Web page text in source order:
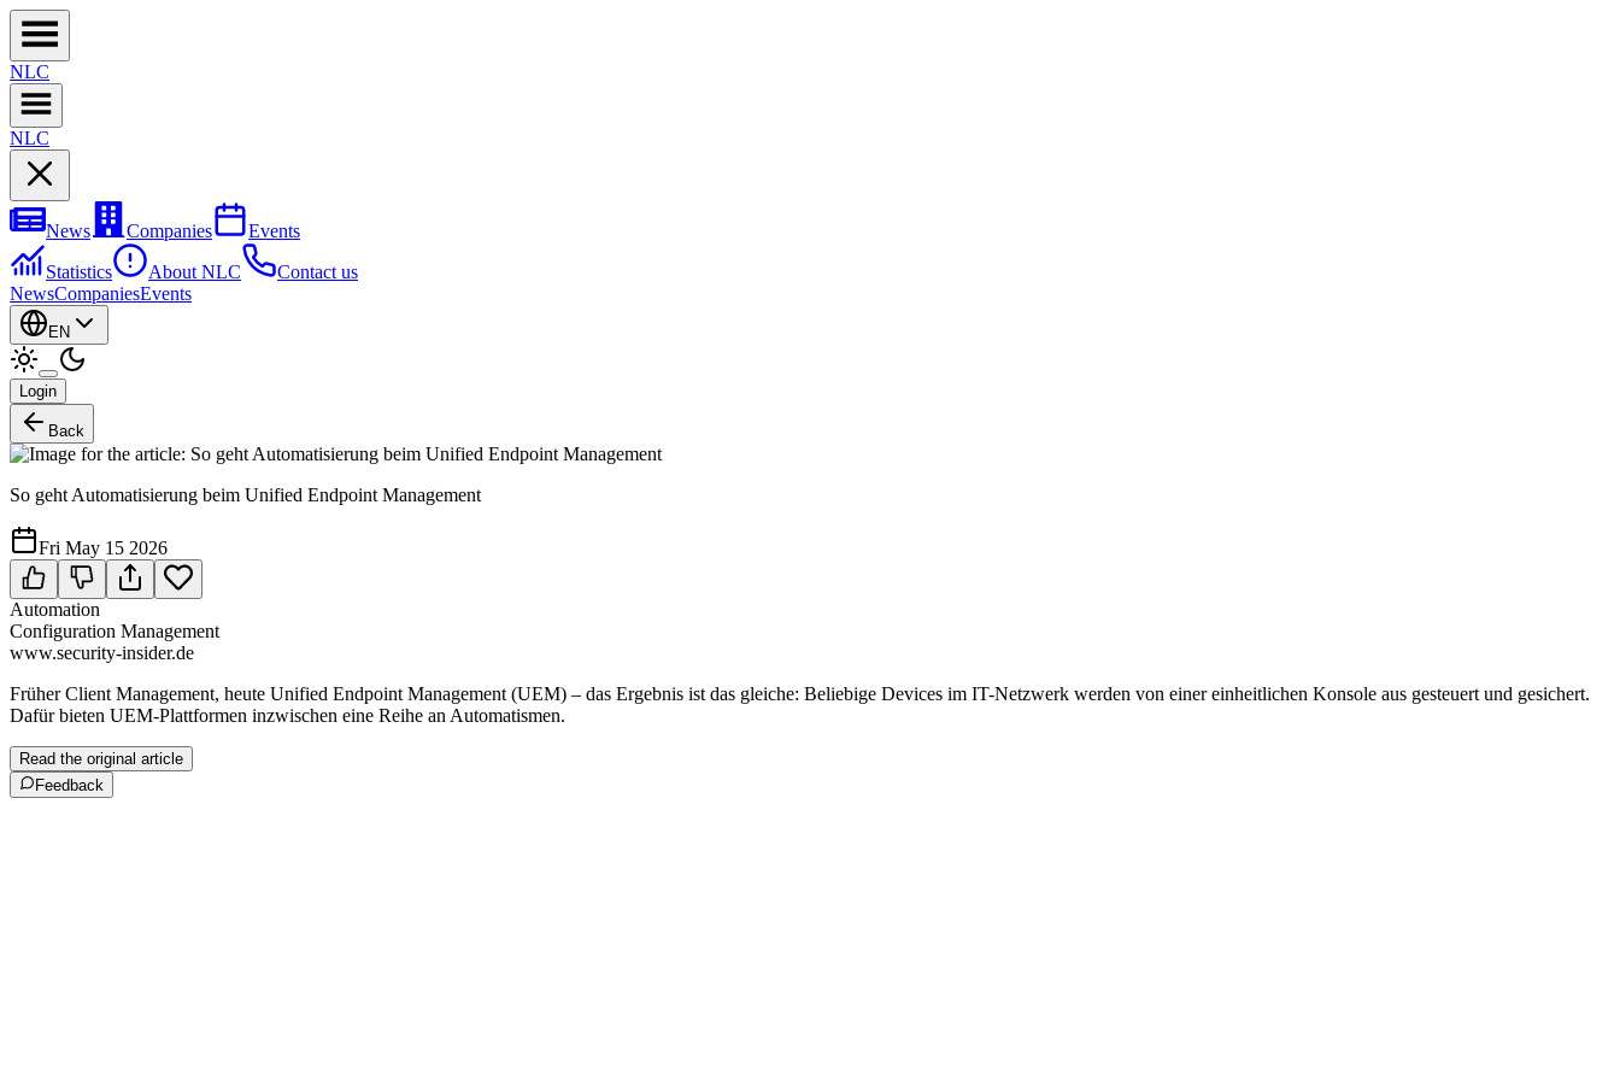
NLC
NLC
News Companies
Events
Statistics
About NLC
Contact us
NewsCompaniesEvents
EN
Login
Back
So geht Automatisierung beim Unified Endpoint Management
Fri May 15 2026
Automation
Configuration Management
www.security-insider.de
Früher Client Management, heute Unified Endpoint Management (UEM) – das Ergebnis ist das gleiche: Beliebige Devices im IT-Netzwerk werden von einer einheitlichen Konsole aus gesteuert und gesichert.
Dafür bieten UEM-Plattformen inzwischen eine Reihe an Automatismen.
Read the original article
Feedback